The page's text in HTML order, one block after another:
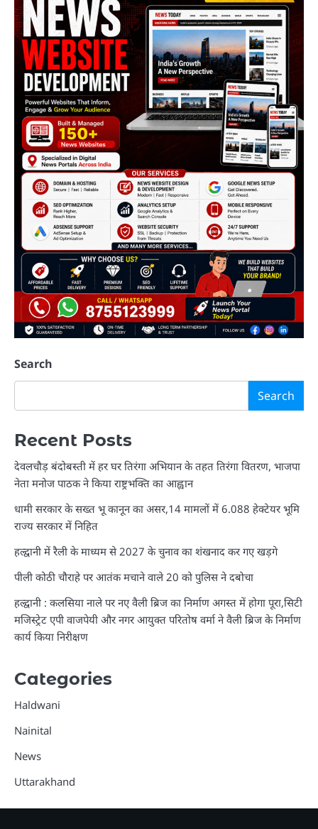
Search
Search
Recent Posts
देवलचौड़ बंदोबस्ती में हर घर तिरंगा अभियान के तहत तिरंगा वितरण, भाजपा
नेता मनोज पाठक ने किया राष्ट्रभक्ति का आह्वान
धामी सरकार के सख्त भू कानून का असर,14 मामलों में 6.088 हेक्टेयर भूमि
राज्य सरकार में निहित
हल्द्वानी में रैली के माध्यम से 2027 के चुनाव का शंखनाद कर गए खड़गे
पीली कोठी चौराहे पर आतंक मचाने वाले 20 को पुलिस ने दबोचा
हल्द्वानी : कलसिया नाले पर नए वैली ब्रिज का निर्माण अगस्त में होगा पूरा,सिटी
मजिस्ट्रेट एपी वाजपेयी और नगर आयुक्त परितोष वर्मा ने वैली ब्रिज के निर्माण
कार्य किया निरीक्षण
Categories
Haldwani
Nainital
News
Uttarakhand